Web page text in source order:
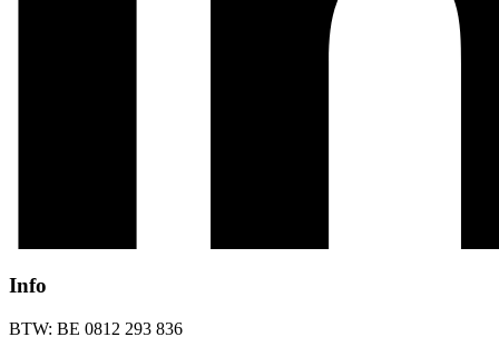
Info
BTW: BE 0812 293 836